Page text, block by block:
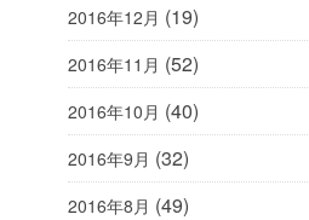
2016年12月 (19)
2016年11月 (52)
2016年10月 (40)
2016年9月 (32)
2016年8月 (49)